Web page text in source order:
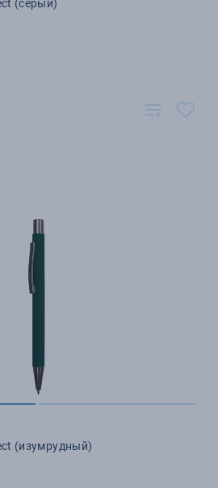
(серый)
(изумрудный)